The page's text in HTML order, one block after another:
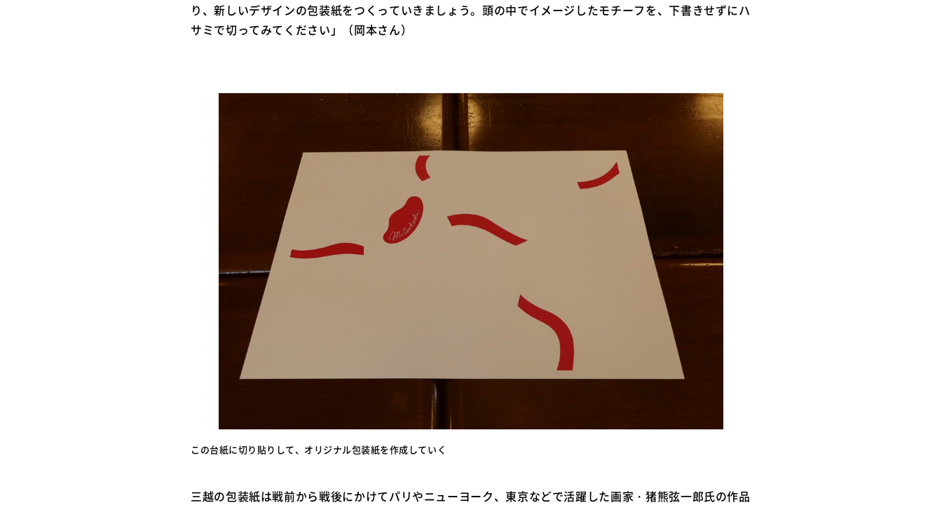
り、新しいデザインの包装紙をつくっていきましょう。頭の中でイメージしたモチーフを、下書きせずにハ
サミで切ってみてください」（岡本さん）
この台紙に切り貼りして、オリジナル包装紙を作成していく
三越の包装紙は戦前から戦後にかけてパリやニューヨーク、東京などで活躍した画家・猪熊弦一郎氏の作品